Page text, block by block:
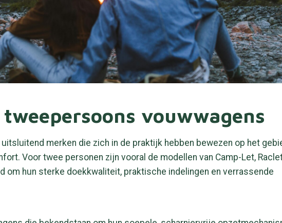
vouwwagens
merken die zich in de praktijk hebben bewezen op het
Voor twee personen zijn vooral de modellen van Camp-Let,
om hun sterke doekkwaliteit, praktische indelingen en verrassende